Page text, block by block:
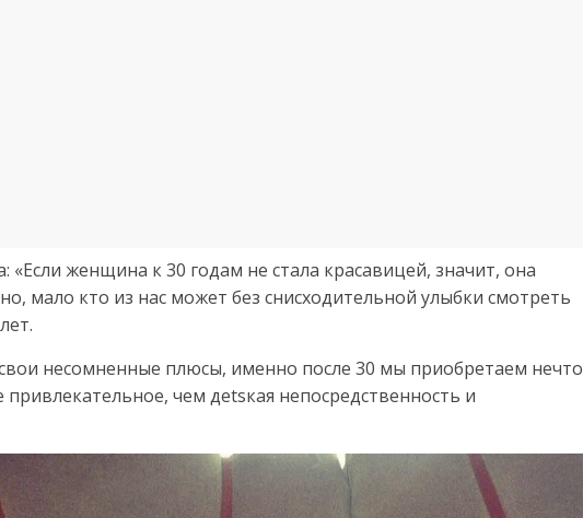
женщина к 30 годам не стала красавицей, значит, она
мало кто из нас может без снисходительной улыбки смотреть
несомненные плюсы, именно после 30 мы приобретаем нечто
чем деtsкая непосредственность и